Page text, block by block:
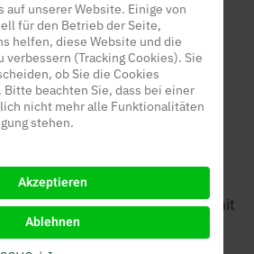
4.5 Zimmer 109m2
2.OG mit Lift in Garage
heller moderner Ausbau mit
V-Zug Geräte, Geschirrspüler
helle grosszügige Badezimmer mit
Dusche/WC und Bad/WC
auf unserer Website. Einige von
für den Betrieb der Seite,
helfen, diese Website und die
verbessern (Tracking Cookies). Sie
ob Sie die Cookies
beachten Sie, dass bei einer
nicht mehr alle Funktionalitäten
stehen.
Akzeptieren
Ablehnen